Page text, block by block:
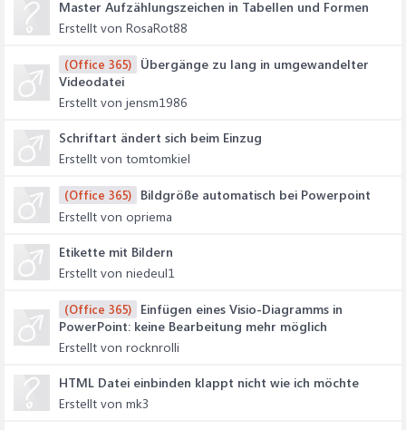
Master Aufzählungszeichen in Tabellen und Formen
Erstellt von RosaRot88
(Office 365)
Übergänge zu lang in umgewandelter
Videodatei
Erstellt von jensm1986
Schriftart ändert sich beim Einzug
Erstellt von tomtomkiel
(Office 365)
Bildgröße automatisch bei Powerpoint
Erstellt von opriema
Etikette mit Bildern
Erstellt von niedeul1
(Office 365)
Einfügen eines Visio-Diagramms in
PowerPoint: keine Bearbeitung mehr möglich
Erstellt von rocknrolli
HTML Datei einbinden klappt nicht wie ich möchte
Erstellt von mk3